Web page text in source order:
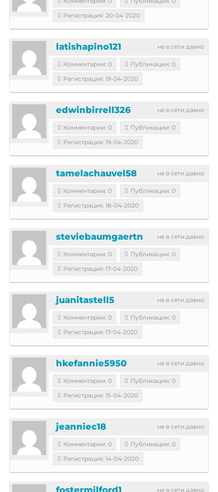
Регистрация: 20-04-2020
не в сети давно
latishapino121
Комментарии: 0
Публикации: 0
Регистрация: 19-04-2020
не в сети давно
edwinbirrell326
Комментарии: 0
Публикации: 0
Регистрация: 19-04-2020
не в сети давно
tamelachauvel58
Комментарии: 0
Публикации: 0
Регистрация: 18-04-2020
не в сети давно
steviebaumgaertn
Комментарии: 0
Публикации: 0
Регистрация: 17-04-2020
не в сети давно
juanitastell5
Комментарии: 0
Публикации: 0
Регистрация: 17-04-2020
не в сети давно
hkefannie5950
Комментарии: 0
Публикации: 0
Регистрация: 15-04-2020
не в сети давно
jeanniec18
Комментарии: 0
Публикации: 0
Регистрация: 14-04-2020
не в сети давно